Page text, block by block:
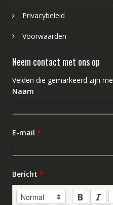
Privacybeleid
Voorwaarden
Neem contact met ons op
Velden die gemarkeerd zijn
Naam
E-mail *
Bericht *